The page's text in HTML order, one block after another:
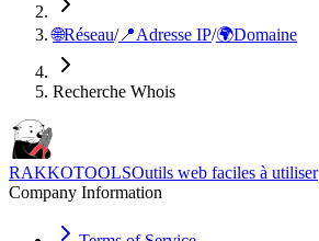
🌐Réseau/📍Adresse IP/🌍Domaine
Recherche Whois
RAKKOTOOLSOutils web faciles à utiliser
Company Information